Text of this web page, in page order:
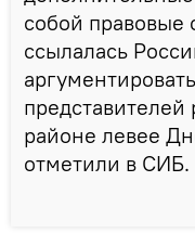
собой правовые
ссылалась
районе левее
отметили в СИБ.